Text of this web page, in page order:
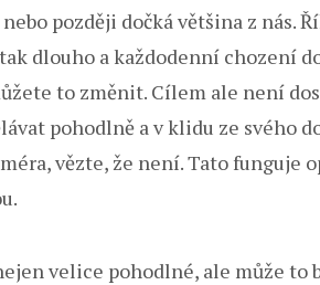
později dočká většina z nás.
dlouho a každodenní chození
to změnit. Cílem ale není
pohodlně a v klidu ze svého
vězte, že není. Tato funguje
velice pohodlné, ale může to